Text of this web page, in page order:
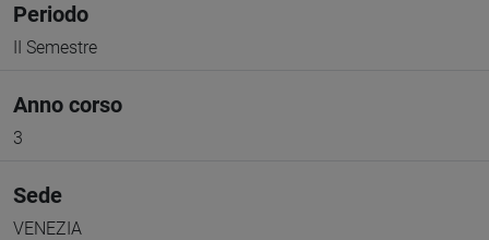
Periodo
II Semestre
Anno corso
3
Sede
VENEZIA